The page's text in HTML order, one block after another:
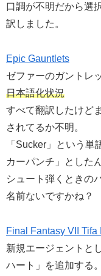
口調が不明だから選
訳しました。
Epic Gauntlets
ゼファーのガントレ
日本語化状況
すべて翻訳したけど
されてるか不明。
「Sucker」という
カーパンチ」とした
シュート弾くときの
名前ないですかね？
Final Fantasy VII Tifa
新規エージェントと
ハート」を追加する。